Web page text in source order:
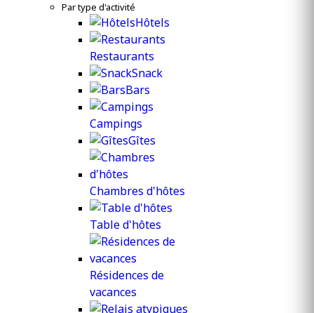
Par type d'activité
Hôtels
Restaurants
Snack
Bars
Campings
Gîtes
Chambres d'hôtes
Table d'hôtes
Résidences de
vacances